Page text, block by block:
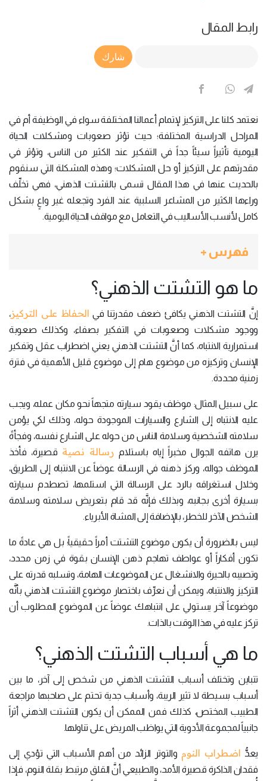
رابط المقال
Article Link
شارك
نعتمد كلنا على التركيز لإتمام أعمالنا المختلفة سواء في الوظيفة أم في
المراحل الدراسية المختلفة؛ حيث تؤثر صعوبات ومشكلات الحياة
اليومية تأثيراً سيئاً جداً في التفكير عند الكثير من الناس، وتؤثر في
مقدرتهم على التركيز أو حل المشكلات؛ وهذه المشكلة التي سنقوم
بالحديث عنها في هذا المقال تسمى بالتشتت الذهني، فهي تخلِّف
وراءها الكثير من المشاعر السلبية عند الفرد وتجعله غير واعٍ بشكل
كامل لأنسب الأساليب في التعامل مع مواقف الحياة اليومية.
فهرس +
ما هو التشتت الذهني؟
إنَّ التشتت الذهني يكافئ ضعف مقدرتنا في الحفاظ على التركيز،
ووجود مشكلات وصعوبات في التفكير بصفاء، وكذلك صعوبة
استمرارية الانتباه، كما أنَّ التشتت الذهني يعني اضطراب عقل وتفكير
الإنسان وتركيزه من موضوع هام إلى موضوع قليل الأهمية في فترة
زمنية محددة.
على سبيل المثال: موظف يقود سيارته متجهاً نحو مكان عمله، ويجب
عليه الانتباه إلى الشارع والسيارات الموجودة حوله، وذلك لكي يؤمن
سلامته الشخصية وسلامة الناس من حوله على الشارع نفسه، وفجأةً
يرن هاتفه الجوال مخبراً إياه باستلام رسالة نصية قصيرة، فأخذ
الموظف جواله، وركز ذهنه في الرسالة عوضاً عن الانتباه إلى الطريق،
وخلال استغراقه بالرد على الرسالة التي استلمها، تصطدم سيارته
بسيارة أخرى بجانبه، وبذلك فإنَّه قد قام بتعريض سلامته وسلامة
الشخص الآخر للخطر، بالإضافة إلى المشاة الأبرياء.
ليس بالضرورة أن يكون موضوع التشتت أمراً حقيقياً؛ بل هي عادةً ما
تكون أفكاراً أو عواطف تهاجم ذهن الإنسان بقوة في زمن محدد،
وتصيبه بالحيرة والانشغال عن الموضوعات الهامة، وتسلبه قدرته على
التركيز والانتباه، ويمكن أن نعرِّف باختصار موضوع التشتت الذهني بأنَّه
موضوعاً آخر يستولي على انتباهك عوضاً عن الموضوع المطلوب أن
تركز عليه في هذا الوقت بالذات.
ما هي أسباب التشتت الذهني؟
تتباين وتختلف أسباب التشتت الذهني من شخص إلى آخر، ما بين
أسباب بسيطة لا تثير الريبة، وأسباب جدية تحتم على صاحبها مراجعة
الطبيب المختص، كذلك فمن الممكن أن يكون التشتت الذهني أثراً
جانبياً لمجموعة الأدوية التي يواظب المريض على تناولها.
يعدُّ اضطراب النوم والتوتر الزائد من أهم الأسباب التي تؤدي إلى
فقدان الذاكرة قصيرة الأمد، والطبيعي أنَّ القلق مرتبط بقلة النوم، فإذا